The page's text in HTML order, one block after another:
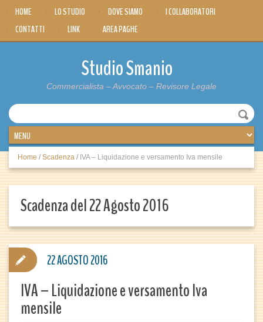
HOME LO STUDIO DOVE SIAMO
I COLLABORATORI
CONTATTI
LINK AREA PAGHE
Studio Smanio
Commercialista – Avvocato – Revisore Legale
Home / Scadenza / IVA – Liquidazione e versamento Iva mensile
Scadenza del 22 Agosto 2016
IVA – Liquidazione e versamento Iva
mensile
22 AGOSTO 2016